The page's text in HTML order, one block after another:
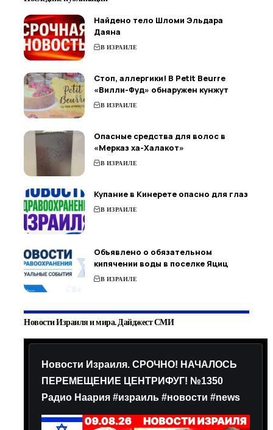
Найдено тело Шломи Эльдара
Даяна
В ИЗРАИЛЕ
Стоп, аллергики! В Petit Beurre
«Вилли-Фуд» обнаружен кунжут
В ИЗРАИЛЕ
Опасные средства для волос в
«Мерказ ха-Халакот»
В ИЗРАИЛЕ
Купание в Кинерете опасно для глаз
В ИЗРАИЛЕ
Объявлено о обязательном
кипячении воды в поселке Яциц
В ИЗРАИЛЕ
Новости Израиля и мира. Дайджест СМИ